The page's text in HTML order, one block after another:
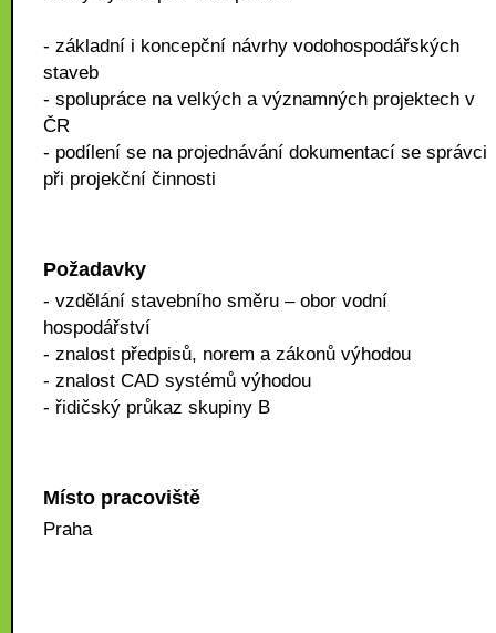
- základní i koncepční návrhy vodohospodářských
staveb
- spolupráce na velkých a významných projektech v
ČR
- podílení se na projednávání dokumentací se správci
při projekční činnosti
Požadavky
- vzdělání stavebního směru – obor vodní
hospodářství
- znalost předpisů, norem a zákonů výhodou
- znalost CAD systémů výhodou
- řidičský průkaz skupiny B
Místo pracoviště
Praha